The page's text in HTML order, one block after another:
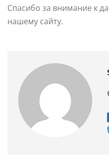
Спасибо за внимание к
нашему сайту.